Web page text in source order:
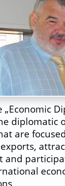
„Economic
diplomatic
are
and